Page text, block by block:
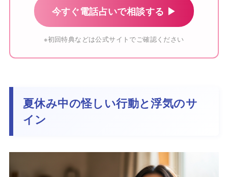
今すぐ電話占いで相談する ▶
※初回特典などは公式サイトでご確認ください
夏休み中の怪しい行動と浮気のサ
イン